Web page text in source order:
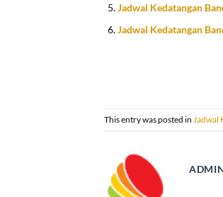
Jadwal Kedatangan
Jadwal Kedatangan
This entry was posted in Jadwal